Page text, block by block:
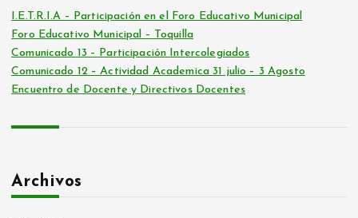
I.E.T.R.I.A – Participación en el Foro Educativo Municipal
Foro Educativo Municipal – Toquilla
Comunicado 13 – Participación Intercolegiados
Comunicado 12 – Actividad Academica 31 julio – 3 Agosto
Encuentro de Docente y Directivos Docentes
Archivos